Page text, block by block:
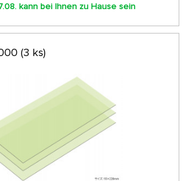
kann bei Ihnen zu Hause sein
(3 ks)